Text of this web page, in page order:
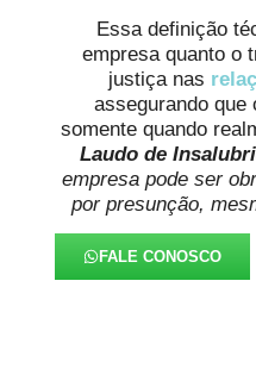
Essa definição
empresa quanto o
justiça nas
assegurando que
somente quando
Laudo de
empresa pode ser
por presunção,
FALE CONOSCO